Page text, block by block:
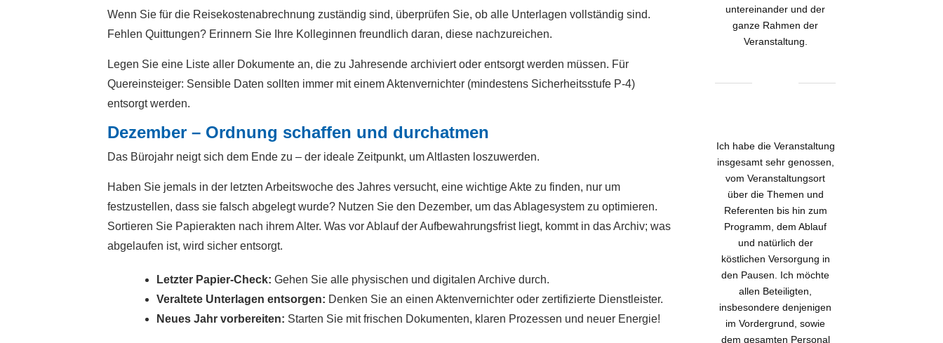
Wenn Sie für die Reisekostenabrechnung zuständig sind, überprüfen Sie, ob alle Unterlagen vollständig sind.
Fehlen Quittungen? Erinnern Sie Ihre Kolleginnen freundlich daran, diese nachzureichen.
Legen Sie eine Liste aller Dokumente an, die zu Jahresende archiviert oder entsorgt werden müssen. Für
Quereinsteiger: Sensible Daten sollten immer mit einem Aktenvernichter (mindestens Sicherheitsstufe P-4)
entsorgt werden.
Dezember – Ordnung schaffen und durchatmen
Das Bürojahr neigt sich dem Ende zu – der ideale Zeitpunkt, um Altlasten loszuwerden.
Haben Sie jemals in der letzten Arbeitswoche des Jahres versucht, eine wichtige Akte zu finden, nur um
festzustellen, dass sie falsch abgelegt wurde? Nutzen Sie den Dezember, um das Ablagesystem zu optimieren.
Sortieren Sie Papierakten nach ihrem Alter. Was vor Ablauf der Aufbewahrungsfrist liegt, kommt in das Archiv; was
abgelaufen ist, wird sicher entsorgt.
Letzter Papier-Check: Gehen Sie alle physischen und digitalen Archive durch.
Veraltete Unterlagen entsorgen: Denken Sie an einen Aktenvernichter oder zertifizierte Dienstleister.
Neues Jahr vorbereiten: Starten Sie mit frischen Dokumenten, klaren Prozessen und neuer Energie!
untereinander und der
ganze Rahmen der
Veranstaltung.
Ich habe die Veranstaltung
insgesamt sehr genossen,
vom Veranstaltungsort
über die Themen und
Referenten bis hin zum
Programm, dem Ablauf
und natürlich der
köstlichen Versorgung in
den Pausen. Ich möchte
allen Beteiligten,
insbesondere denjenigen
im Vordergrund, sowie
dem gesamten Personal